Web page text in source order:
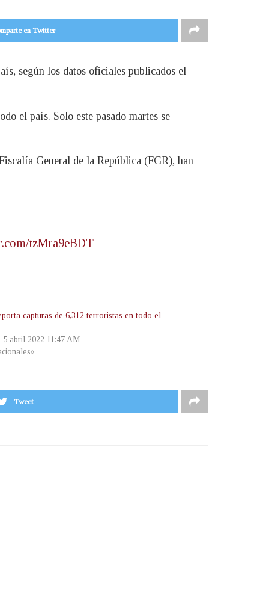
en Twitter
según los datos oficiales publicados el
el país. Solo este pasado martes se
General de la República (FGR), han
tzMra9eBDT
capturas de 6,312 terroristas en todo el
5 abril 2022 11:47 AM
Tweet